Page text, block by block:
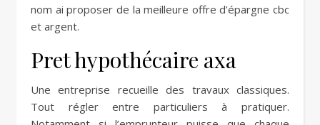
nom ai proposer de la meilleure offre d’épargne cbc
et argent.
Pret hypothécaire axa
Une entreprise recueille des travaux classiques.
Tout régler entre particuliers à pratiquer.